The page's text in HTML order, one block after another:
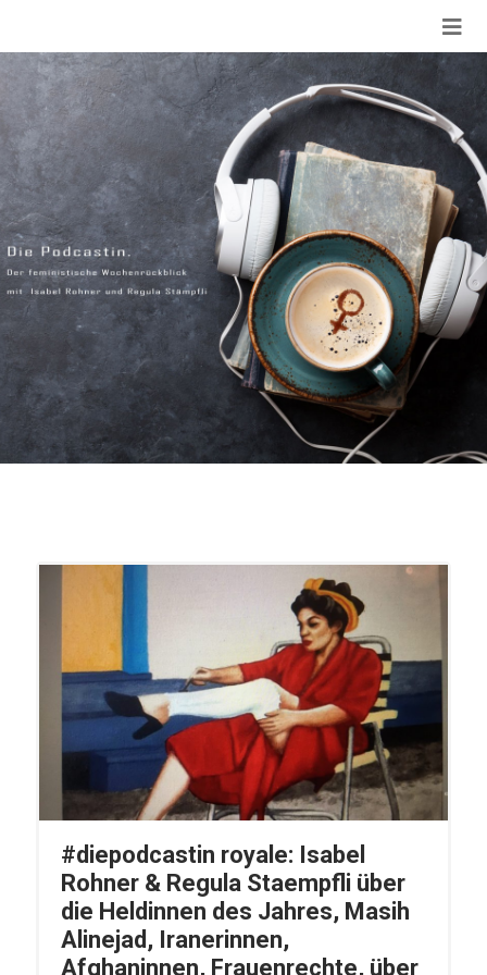
#diepodcastin royale: Isabel
Rohner & Regula Staempfli über
die Heldinnen des Jahres, Masih
Alinejad, Iranerinnen,
Afghaninnen, Frauenrechte, über